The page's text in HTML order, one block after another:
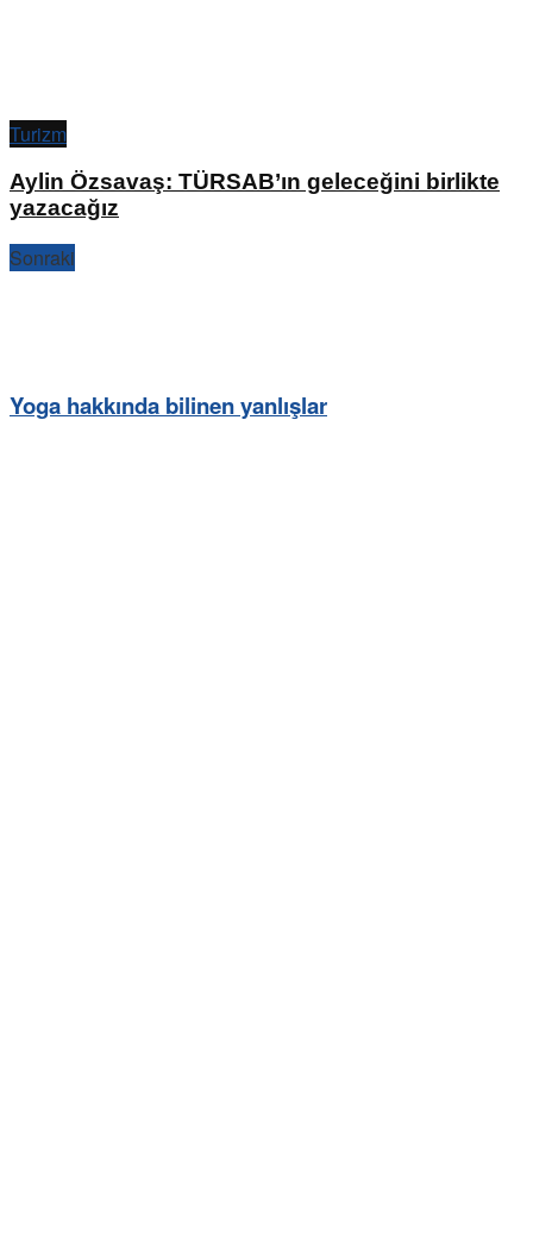
Turizm
Aylin Özsavaş: TÜRSAB’ın geleceğini birlikte
yazacağız
Sonraki
Yoga hakkında bilinen yanlışlar